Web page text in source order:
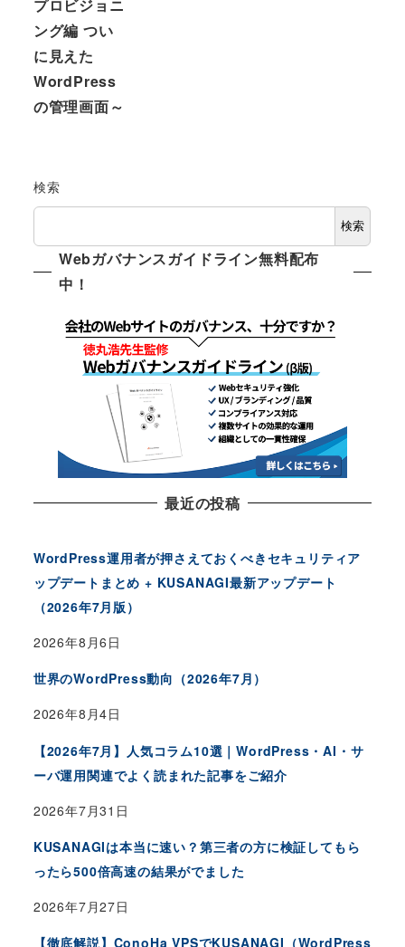
プロビジョニ
ング編 つい
に見えた
WordPress
の管理画面～
検索
検索
Webガバナンスガイドライン無料配布
中！
最近の投稿
WordPress運用者が押さえておくべきセキュリティア
ップデートまとめ + KUSANAGI最新アップデート
（2026年7月版）
2026年8月6日
世界のWordPress動向（2026年7月）
2026年8月4日
【2026年7月】人気コラム10選｜WordPress・AI・サ
ーバ運用関連でよく読まれた記事をご紹介
2026年7月31日
KUSANAGIは本当に速い？第三者の方に検証してもら
ったら500倍高速の結果がでました
2026年7月27日
【徹底解説】ConoHa VPSでKUSANAGI（WordPress